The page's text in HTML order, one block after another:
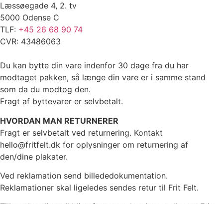
Læssøegade 4, 2. tv
5000 Odense C
TLF: +45 26 68 90 74
CVR: 43486063
Du kan bytte din vare indenfor 30 dage fra du har
modtaget pakken, så længe din vare er i samme stand
som da du modtog den.
Fragt af byttevarer er selvbetalt.
HVORDAN MAN RETURNERER
Fragt er selvbetalt ved returnering. Kontakt
hello@fritfelt.dk for oplysninger om returnering af
den/dine plakater.
Ved reklamation send billededokumentation.
Reklamationer skal ligeledes sendes retur til Frit Felt.